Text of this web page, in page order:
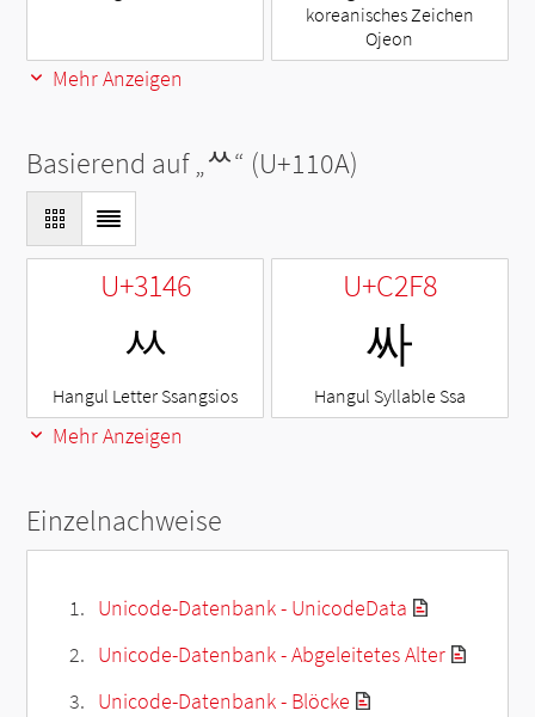
koreanisches Zeichen
Ojeon
Mehr Anzeigen
Basierend auf „ᄊ“ (U+110A)
U+3146
ㅆ
Hangul Letter Ssangsios
U+C2F8
싸
Hangul Syllable Ssa
Mehr Anzeigen
Einzelnachweise
Unicode-Datenbank - UnicodeData
Unicode-Datenbank - Abgeleitetes Alter
Unicode-Datenbank - Blöcke